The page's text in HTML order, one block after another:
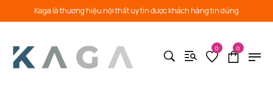
Kaga là thương hiệu nội thất uy tín được khách hàng tin dùng
0 0